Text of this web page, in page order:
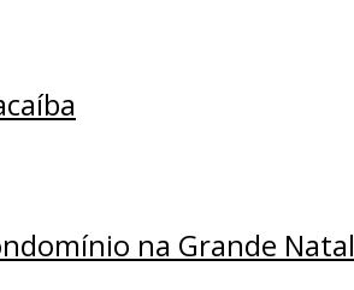
na Grande Natal